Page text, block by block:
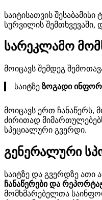
საიტისათვის
სურვილის შემთხვევაში,
სარეკლამო
მოიცავს შემდეგ
საიტზე ზოგადი
მოიცავს ერთ ჩანაწერს,
ძირითად
სპეციალური გვერდი.
გენერალური
საიტზე და გვერდზე ათი
ჩანაწერები და
მომხმარებელთა